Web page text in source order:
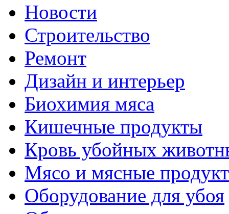
Новости
Строительство
Ремонт
Дизайн и интерьер
Биохимия мяса
Кишечные продукты
Кровь убойных
Мясо и мясные
Оборудование для убоя